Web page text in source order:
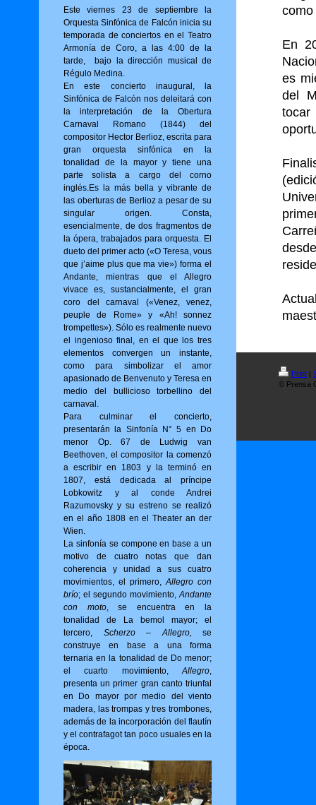
Este viernes 23 de septiembre la
Orquesta Sinfónica de Falcón inicia su
temporada de conciertos en el Teatro
Armonía de Coro, a las 4:00 de la
tarde, bajo la dirección musical de
Régulo Medina.
En este concierto inaugural, la
Sinfónica de Falcón nos deleitará con
la interpretación de la Obertura
Carnaval Romano (1844) del
compositor Hector Berlioz, escrita para
gran orquesta sinfónica en la
tonalidad de la mayor y tiene una
parte solista a cargo del corno
inglés.Es la más bella y vibrante de
las oberturas de Berlioz a pesar de su
singular origen. Consta,
esencialmente, de dos fragmentos de
la ópera, trabajados para orquesta. El
dueto del primer acto («O Tere­sa, vous
que j’aime plus que ma vie») for­ma el
Andante, mientras que el Allegro
vivace es, sustancialmente, el gran
coro del carnaval («Venez, venez,
peuple de Rome» y «Ah! sonnez
trompettes»). Sólo es realmente nuevo
el ingenioso final, en el que los tres
elementos convergen un instante,
como para simbolizar el amor
apasionado de Benvenuto y Teresa en
medio del bullicioso torbellino del
carnaval.
Para culminar el concierto,
presentarán la Sinfonía N° 5 en Do
menor Op. 67 de Ludwig van
Beethoven, el compositor la comenzó
a escribir en 1803 y la terminó en
1807, está dedicada al príncipe
Lobkowitz y al conde Andrei
Razumovsky y su estreno se realizó
en el año 1808 en el Theater an der
Wien.
La sinfonía se compone en base a un
motivo de cuatro notas que dan
coherencia y unidad a sus cuatro
movimientos, el primero,Allegro con
brío; el segundo movimiento,Andante
con moto, se encuentra en la
tonalidad de La bemol mayor; el
tercero, Scherzo – Allegro, se
construye en base a una forma
ternaria en la tonalidad de Do menor;
el cuarto movimiento,Allegro,
presenta un primer gran canto triunfal
en Do mayor por medio del viento
madera, las trompas y tres trombones,
además de la incorporación del flautín
y el contrafagot tan poco usuales en la
época.
En
es
del
Print |
© Prensa